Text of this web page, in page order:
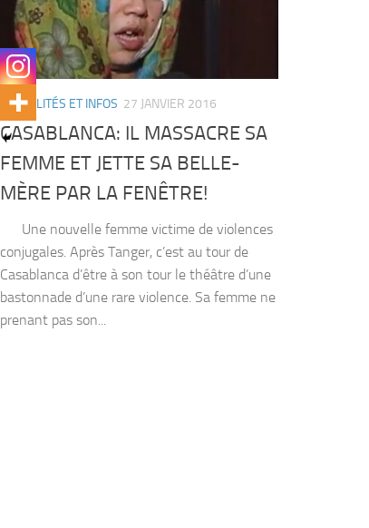
ACTUALITÉS ET INFOS 27 JANVIER 2016
CASABLANCA: IL MASSACRE SA
FEMME ET JETTE SA BELLE-
MÈRE PAR LA FENÊTRE!
Une nouvelle femme victime de violences
conjugales. Après Tanger, c’est au tour de
Casablanca d’être à son tour le théâtre d’une
bastonnade d’une rare violence. Sa femme ne
prenant pas son...